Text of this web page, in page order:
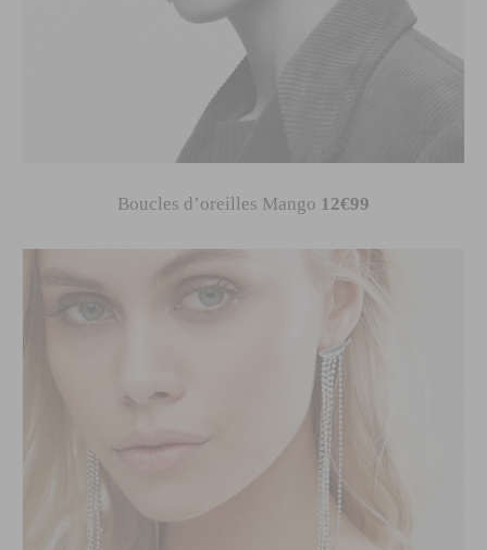
Boucles d’oreilles Mango 12€99